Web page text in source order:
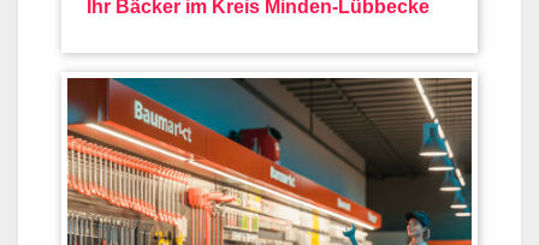
Ihr Bäcker im Kreis Minden-Lübbecke